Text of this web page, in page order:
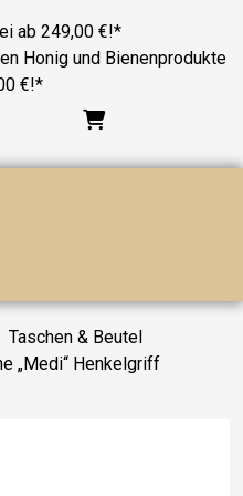
ab 249,00 €!*
Honig und Bienenprodukte
€!*
Taschen & Beutel
„Medi“ Henkelgriff